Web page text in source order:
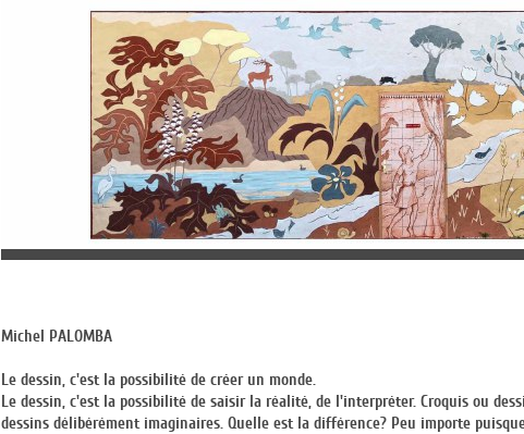
Michel PALOMBA
Le dessin, c'est la possibilité de créer un monde.
Le dessin, c'est la possibilité de saisir la réalité, de l'interpréter. Croquis ou
dessins délibérément imaginaires. Quelle est la différence? Peu importe